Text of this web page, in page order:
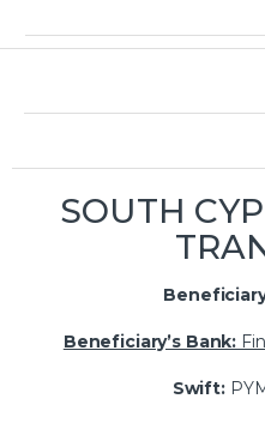
SOUTH
Beneficiary’s Bank:
Swift: